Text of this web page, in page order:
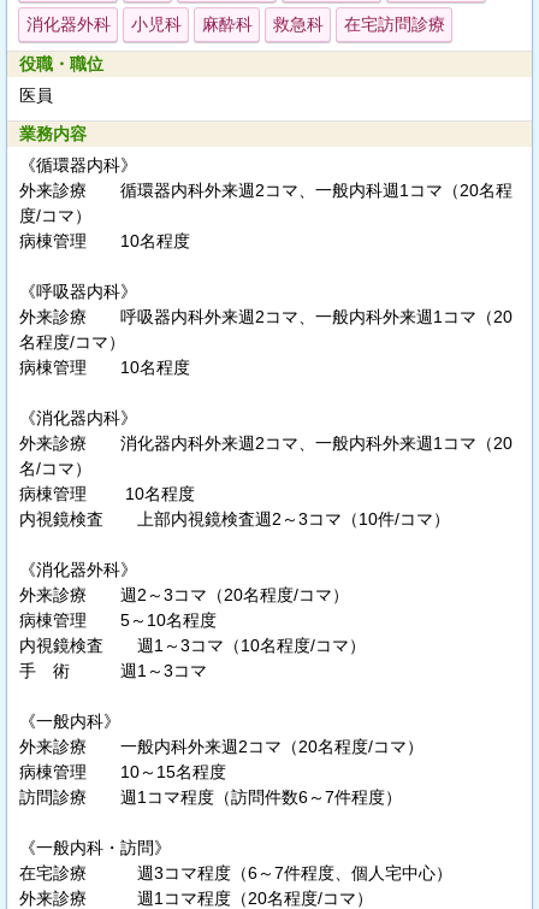
消化器外科 小児科 麻酔科 救急科 在宅訪問診療
役職・職位
医員
業務内容
《循環器内科》
外来診療 循環器内科外来週2コマ、一般内科週1コマ（20名程
度/コマ）
病棟管理 10名程度
《呼吸器内科》
外来診療 呼吸器内科外来週2コマ、一般内科外来週1コマ（20
名程度/コマ）
病棟管理 10名程度
《消化器内科》
外来診療 消化器内科外来週2コマ、一般内科外来週1コマ（20
名/コマ）
病棟管理 10名程度
内視鏡検査 上部内視鏡検査週2～3コマ（10件/コマ）
《消化器外科》
外来診療 週2～3コマ（20名程度/コマ）
病棟管理 5～10名程度
内視鏡検査 週1～3コマ（10名程度/コマ）
手 術 週1～3コマ
《一般内科》
外来診療 一般内科外来週2コマ（20名程度/コマ）
病棟管理 10～15名程度
訪問診療 週1コマ程度（訪問件数6～7件程度）
《一般内科・訪問》
在宅診療 週3コマ程度（6～7件程度、個人宅中心）
外来診療 週1コマ程度（20名程度/コマ）